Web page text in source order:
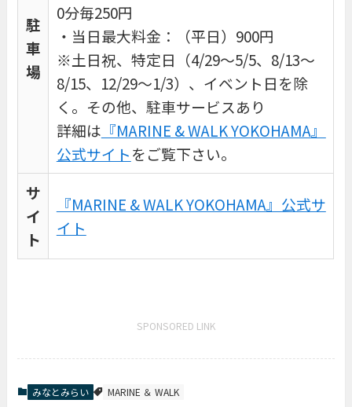
駐
車
場
0分毎250円
・当日最大料金：（平日）900円
※土日祝、特定日（4/29～5/5、8/13～
8/15、12/29～1/3）、イベント日を除
く。その他、駐車サービスあり
詳細は 『MARINE & WALK YOKOHAMA』
公式サイトをご覧下さい。
サ
イ
ト
『MARINE & WALK YOKOHAMA』公式サ
イト
SPONSORED LINK
みなとみらい MARINE ＆ WALK